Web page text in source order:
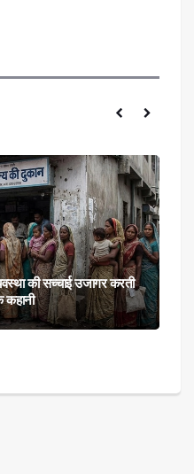
की सच्चाई उजागर करती
कहानी